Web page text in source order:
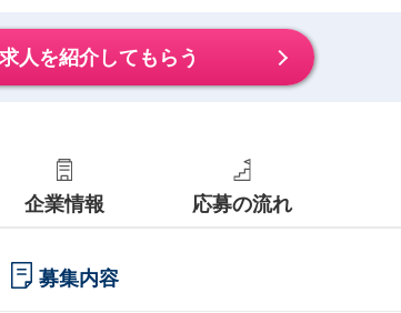
人を紹介してもらう
企業情報 応募の流れ
募集内容